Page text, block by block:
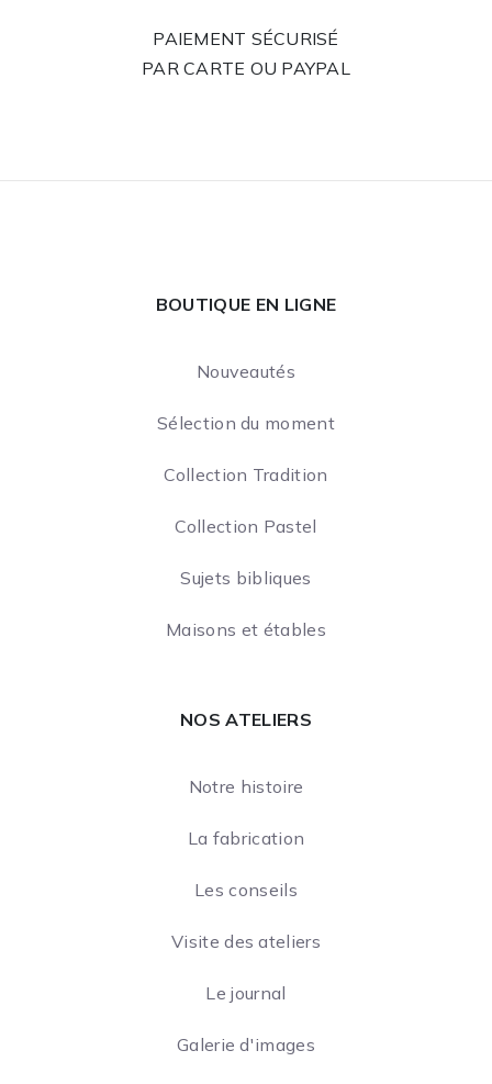
PAIEMENT SÉCURISÉ
PAR CARTE OU PAYPAL
BOUTIQUE EN LIGNE
Nouveautés
Sélection du moment
Collection Tradition
Collection Pastel
Sujets bibliques
Maisons et étables
NOS ATELIERS
Notre histoire
La fabrication
Les conseils
Visite des ateliers
Le journal
Galerie d'images